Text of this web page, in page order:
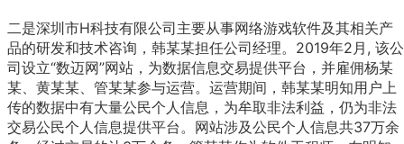
二是深圳市H科技有限公司主要从事网络游戏软件及其相关产
品的研发和技术咨询，韩某某担任公司经理。2019年2月, 该公
司设立“数迈网”网站，为数据信息交易提供平台，并雇佣杨某
某、黄某某、管某某参与运营。运营期间，韩某某明知用户上
传的数据中有大量公民个人信息，为牟取非法利益，仍为非法
交易公民个人信息提供平台。网站涉及公民个人信息共37万余